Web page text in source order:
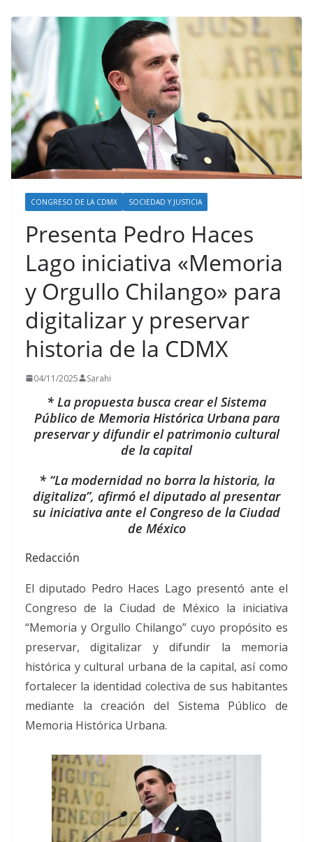
CONGRESO DE LA CDMX SOCIEDAD Y JUSTICIA
Presenta Pedro Haces
Lago iniciativa «Memoria
y Orgullo Chilango» para
digitalizar y preservar
historia de la CDMX
04/11/2025 Sarahi
* La propuesta busca crear el Sistema
Público de Memoria Histórica Urbana para
preservar y difundir el patrimonio cultural
de la capital
* “La modernidad no borra la historia, la
digitaliza”, afirmó el diputado al presentar
su iniciativa ante el Congreso de la Ciudad
de México
Redacción
El diputado Pedro Haces Lago presentó ante el
Congreso de la Ciudad de México la iniciativa
“Memoria y Orgullo Chilango” cuyo propósito es
preservar, digitalizar y difundir la memoria
histórica y cultural urbana de la capital, así como
fortalecer la identidad colectiva de sus habitantes
mediante la creación del Sistema Público de
Memoria Histórica Urbana.